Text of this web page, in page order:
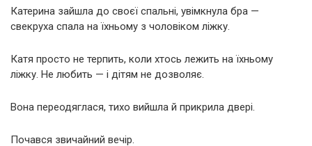
Катерина зайшла до своєї спальні, увімкнула бра —
свекруха спала на їхньому з чоловіком ліжку.
Катя просто не терпить, коли хтось лежить на їхньому
ліжку. Не любить — і дітям не дозволяє.
Вона переодяглася, тихо вийшла й прикрила двері.
Почався звичайний вечір.